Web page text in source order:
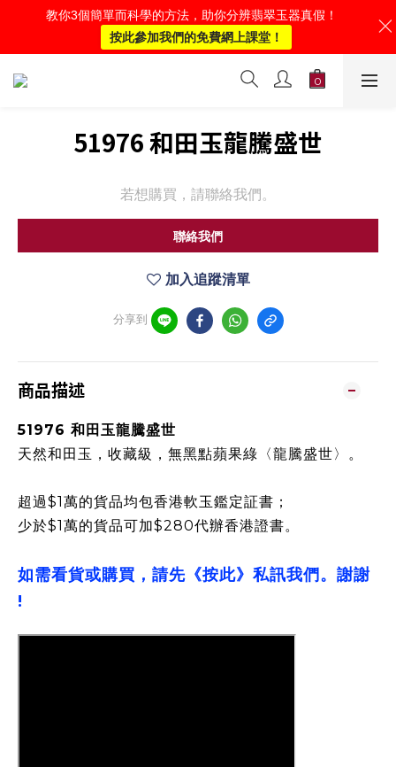
51976 和田玉龍騰盛世
若想購買，請聯絡我們。
聯絡我們
加入追蹤清單
分享到
商品描述
51976 和田玉龍騰盛世
天然和田玉，收藏級，無黑點蘋果綠〈龍騰盛世〉。
超過$1萬的貨品均包香港軟玉鑑定証書；
少於$1萬的貨品可加$280代辦香港證書。
如需看貨或購買，請先《按此》私訊我們。謝謝
!
教你3個簡單而科學的方法，助你分辨翡翠玉器真假！
按此參加我們的免費網上課堂！